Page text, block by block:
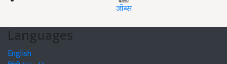
जॉब्स
Languages
English